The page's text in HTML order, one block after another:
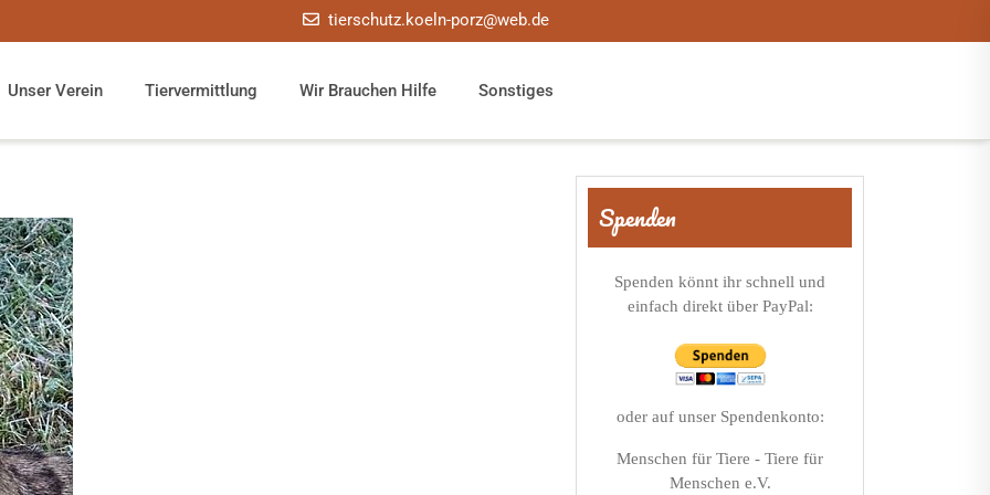
tierschutz.koeln-porz@web.de
Unser Verein Tiervermittlung Wir Brauchen Hilfe Sonstiges
Spenden
Spenden könnt ihr schnell und
einfach direkt über PayPal:
oder auf unser Spendenkonto:
Menschen für Tiere - Tiere für
Menschen e.V.